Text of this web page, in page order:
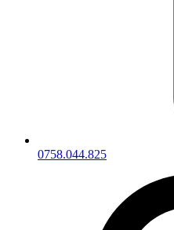
0758.044.825